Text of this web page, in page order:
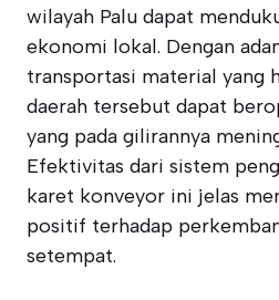
wilayah Palu dapat
ekonomi lokal. Dengan
transportasi material yang
daerah tersebut dapat
yang pada gilirannya
Efektivitas dari sistem
karet konveyor ini jelas
positif terhadap
setempat.